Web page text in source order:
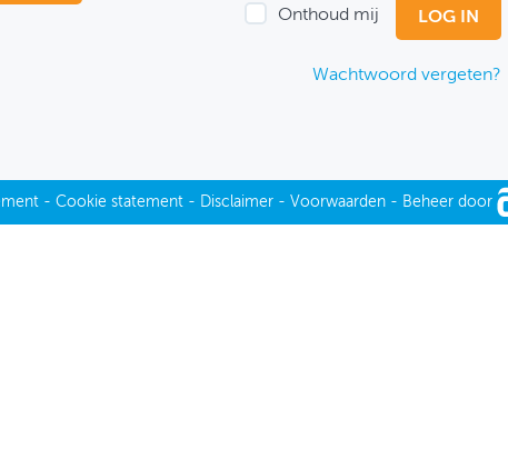
Onthoud mij
Wachtwoord vergeten?
- Cookie statement- Disclaimer- Voorwaarden - Beheer door